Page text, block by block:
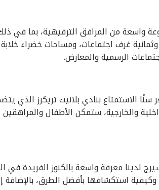
واسعة من المرافق الترفيهية، بما في
وثمانية غرف اجتماعات، ومساحات خضراء
الرسمية والمعارض.
سنًا الاستمتاع بنادي بلانيت تريكرز الذي
والخارجية، ستمكن الأطفال
لدينا معرفة واسعة بالكنوز الفريدة في
وكيفية استكشافها بأفضل الطرق،